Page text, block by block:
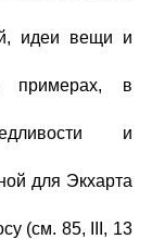
идеи вещи и
примерах, в
и
для Экхарта
(см. 85, III, 13